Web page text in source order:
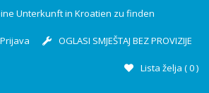
Unterkunft in Kroatien zu finden
Prijava OGLASI SMJEŠTAJ BEZ PROVIZIJE
Lista želja (0)